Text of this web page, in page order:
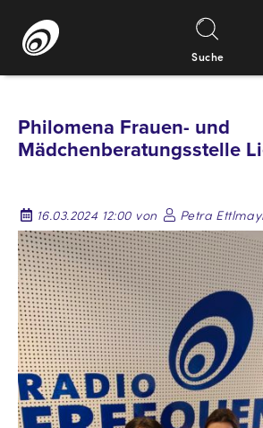
Inhalt
Suche
Philomena Frauen- und
Mädchenberatungsstelle
16.03.2024 12:00 von Petra